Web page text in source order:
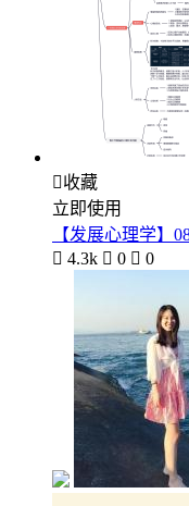
收藏
立即使用
【发展心理学】
 4.3k  0  0